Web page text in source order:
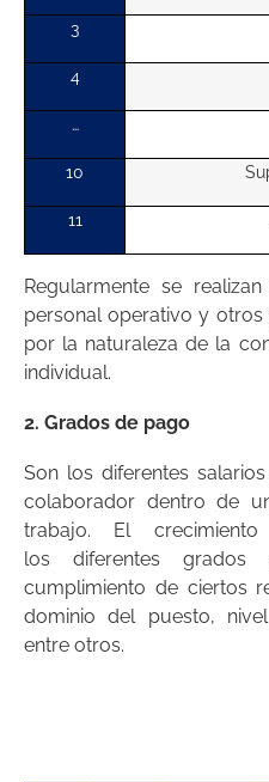
3
4
…
10
11
Regularmente se
personal operativo y otros
por la naturaleza de la
individual.
2. Grados de pago
Son los diferentes
colaborador dentro de
trabajo. El
los diferentes grados
cumplimiento de ciertos
dominio del puesto,
entre otros.